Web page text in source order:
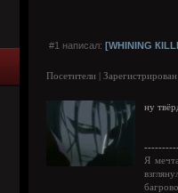
#1 написал: [WНINING
Посетители |
ну
Я